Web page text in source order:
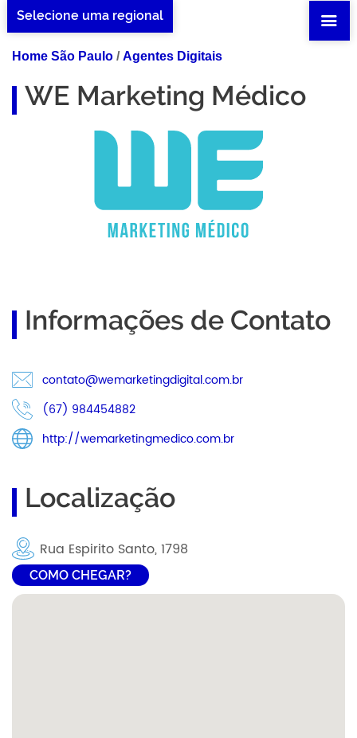
Selecione uma regional
Home São Paulo /Agentes Digitais
WE Marketing Médico
Informações de Contato
contato@wemarketingdigital.com.br
(67) 984454882
http://wemarketingmedico.com.br
Localização
Rua Espirito Santo, 1798
COMO CHEGAR?